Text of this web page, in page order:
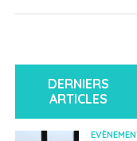
DERNIERS
ARTICLES